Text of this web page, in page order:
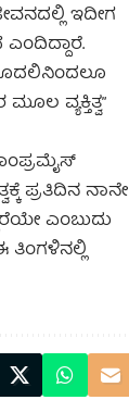
ಇದೀಗ
ವ್ಯಕ್ತಿತ್ವ”
ಪ್ರತಿದಿನ ನಾನೇ
ಎಂಬುದು
ತಿಂಗಳಿನಲ್ಲಿ